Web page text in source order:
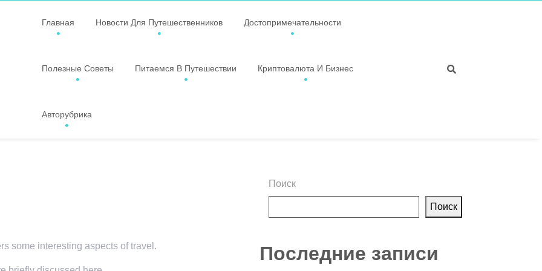
Главная Новости Для Путешественников Достопримечательности
Полезные Советы Питаемся В Путешествии Криптовалюта И Бизнес
Авторубрика
some interesting aspects of travel.
Поиск
Поиск
Последние записи